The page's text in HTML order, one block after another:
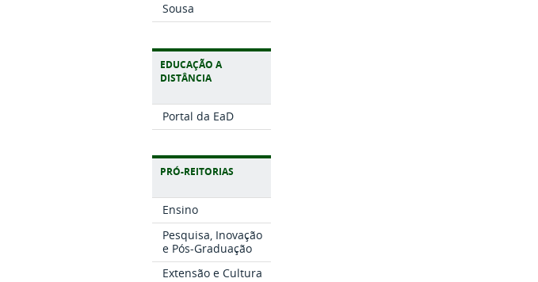
Sousa
EDUCAÇÃO A
DISTÂNCIA
Portal da EaD
PRÓ-REITORIAS
Ensino
Pesquisa, Inovação
e Pós-Graduação
Extensão e Cultura